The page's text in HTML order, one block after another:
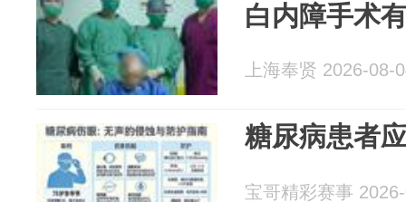
白内障手术
上海奉贤 2026-08-
糖尿病患者
宝哥精彩赛事